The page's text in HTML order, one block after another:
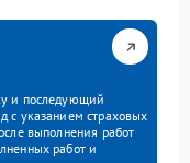
и последующий
с указанием страховых
выполнения работ
работ и